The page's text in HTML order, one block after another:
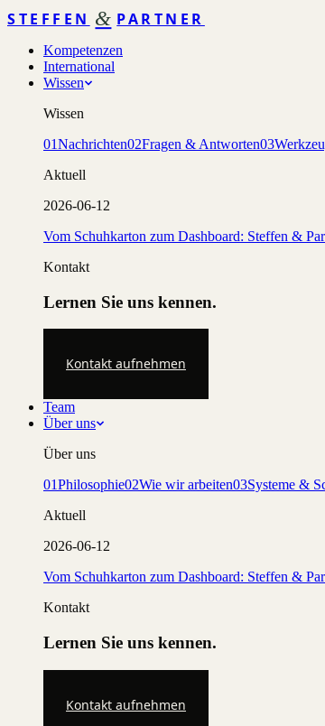
STEFFEN & PARTNER
Kompetenzen
International
Wissen
Wissen
01Nachrichten02Fragen & Antworten03
Aktuell
2026-06-12
Vom Schuhkarton zum Dashboard: Steffen &
Kontakt
Lernen Sie uns kennen.
Kontakt aufnehmen
Team
Über uns
Über uns
01Philosophie02Wie wir arbeiten03Systeme &
Aktuell
2026-06-12
Vom Schuhkarton zum Dashboard: Steffen &
Kontakt
Lernen Sie uns kennen.
Kontakt aufnehmen